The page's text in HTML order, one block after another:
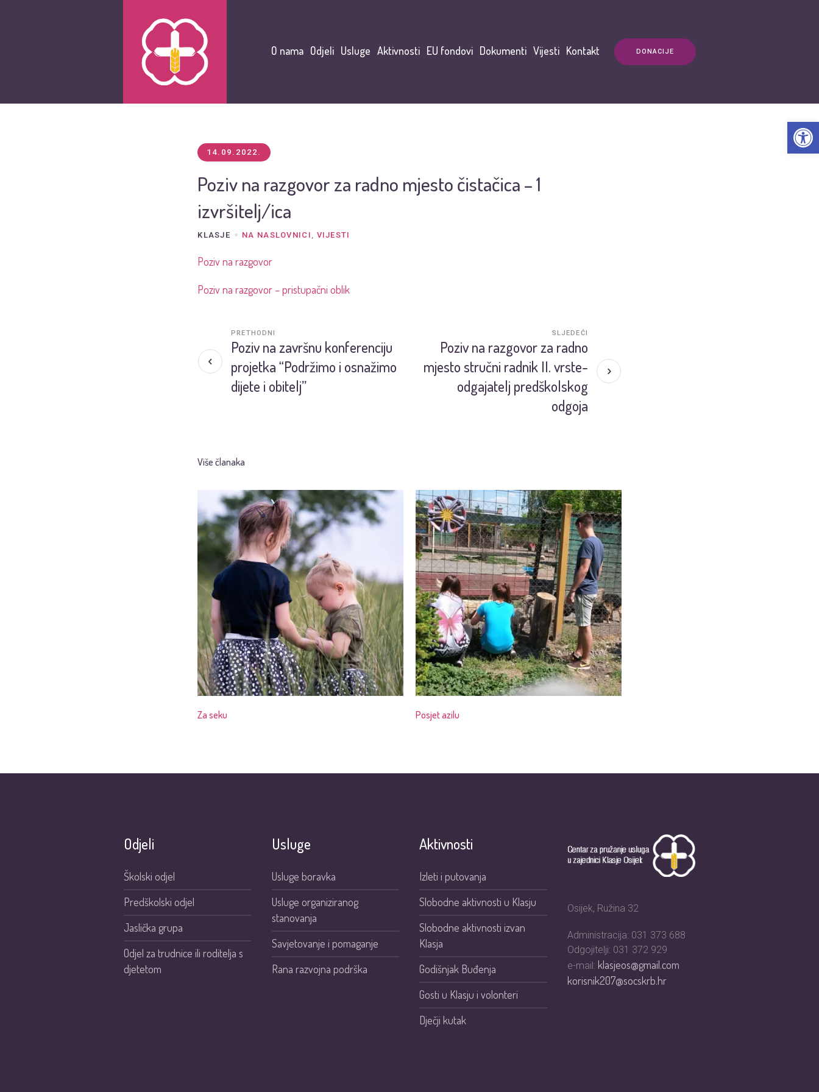
DONACIJE
O nama Odjeli Usluge Aktivnosti EU fondovi Dokumenti Vijesti Kontakt
14.09.2022.
Poziv na razgovor za radno mjesto čistačica – 1
izvršitelj/ica
KLASJE NA NASLOVNICI , VIJESTI
Poziv na razgovor
Poziv na razgovor – pristupačni oblik
Poziv na završnu konferenciju
projetka “Podržimo i osnažimo
dijete i obitelj”
PRETHODNI
Poziv na razgovor za radno
mjesto stručni radnik II. vrste-
odgajatelj predškolskog
odgoja
SLJEDEĆI
Više članaka
Za seku Posjet azilu
Odjeli
Školski odjel
Predškolski odjel
Jaslička grupa
Odjel za trudnice ili roditelja s
djetetom
Usluge
Usluge boravka
Usluge organiziranog
stanovanja
Savjetovanje i pomaganje
Rana razvojna podrška
Aktivnosti
Izleti i putovanja
Slobodne aktivnosti u Klasju
Slobodne aktivnosti izvan
Klasja
Godišnjak Buđenja
Gosti u Klasju i volonteri
Dječji kutak
Osijek, Ružina 32
Administracija: 031 373 688
Odgojitelji: 031 372 929
e-mail: klasjeos@gmail.com
korisnik207@socskrb.hr